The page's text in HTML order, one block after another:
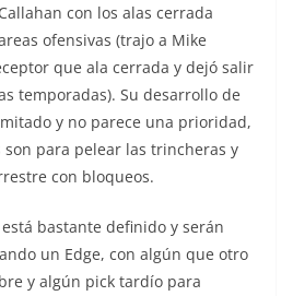
con los alas cerrada
ofensivas (trajo a Mike
que ala cerrada y dejó salir
temporadas). Su desarrollo de
y no parece una prioridad,
son para pelear las trincheras y
con bloqueos.
bastante definido y serán
un Edge, con algún que otro
y algún pick tardío para